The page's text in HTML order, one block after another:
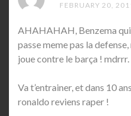
FEBRUARY 20,
AHAHAHAH, Benzema
passe meme pas la
joue contre le barça ! mdrrr.
Va t’entrainer, et dans 10
ronaldo reviens raper !